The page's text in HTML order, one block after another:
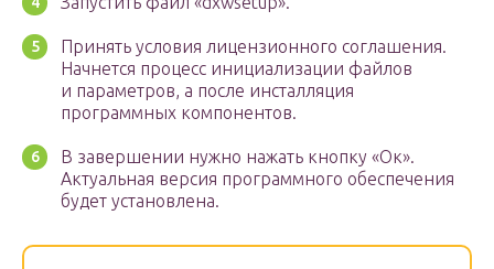
Принять условия лицензионного соглашения.
Начнется процесс инициализации файлов
и параметров, а после инсталляция
программных компонентов.
В завершении нужно нажать кнопку «Ок».
Актуальная версия программного обеспечения
будет установлена.